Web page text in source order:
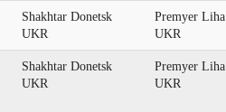
Shakhtar Donetsk
UKR
Premyer Liha
UKR
Shakhtar Donetsk
UKR
Premyer Liha
UKR